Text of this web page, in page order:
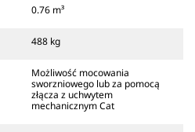
wzroku operatora.
są zgodne z gąsienicowymi
kołowymi. Dostępne są
złącza o szerokościach do
rowów.
0.76 m³
488 kg
Możliwość mocowania
sworzniowego lub za pomocą
złącza z uchwytem
mechanicznym Cat